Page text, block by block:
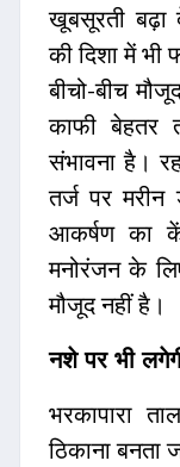
खूबसूरती
की दिशा में भी
बीचो-बीच
काफी बेहतर
संभावना है।
तर्ज पर
आकर्षण का
मनोरंजन के
मौजूद नहीं है।
नशे पर भी
भरकापारा
ठिकाना बनता